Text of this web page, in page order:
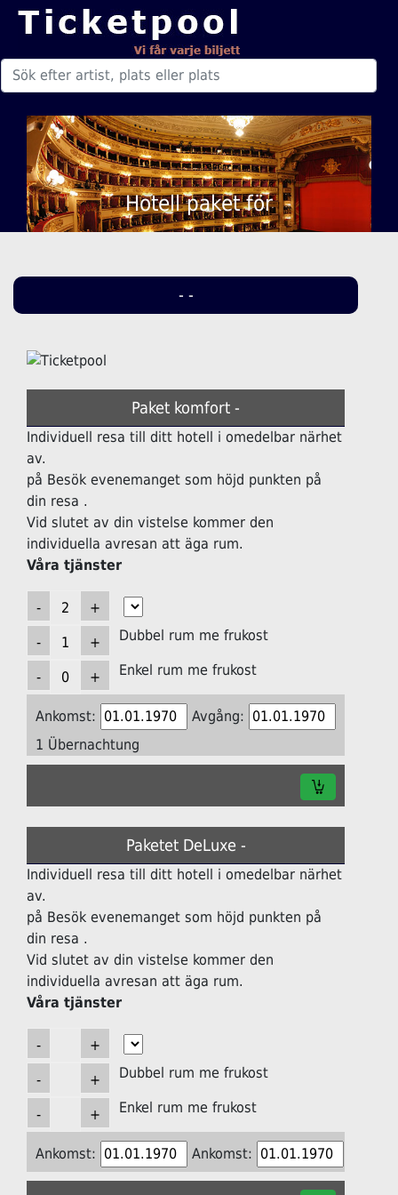
Hotell paket för
- -
Paket komfort -
Individuell resa till ditt hotell i omedelbar närhet
av.
på Besök evenemanget som höjd punkten på
din resa .
Vid slutet av din vistelse kommer den
individuella avresan att äga rum.
Våra tjänster
Dubbel rum me frukost
Enkel rum me frukost
Ankomst:
Avgång:
1 Übernachtung
Paketet DeLuxe -
Individuell resa till ditt hotell i omedelbar närhet
av.
på Besök evenemanget som höjd punkten på
din resa .
Vid slutet av din vistelse kommer den
individuella avresan att äga rum.
Våra tjänster
Dubbel rum me frukost
Enkel rum me frukost
Ankomst: Ankomst: